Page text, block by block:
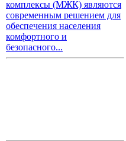
комплексы (МЖК) являются
современным решением для
обеспечения населения
комфортного и
безопасного...